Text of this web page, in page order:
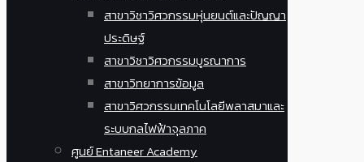
สาขาวิชาวิศวกรรมหุ่นยนต์และปัญญา
ประดิษฐ์
สาขาวิชาวิศวกรรมบูรณาการ
สาขาวิทยาการข้อมูล
สาขาวิศวกรรมเทคโนโลยีพลาสมาและ
ระบบกลไฟฟ้าจุลภาค
ศูนย์ Entaneer Academy